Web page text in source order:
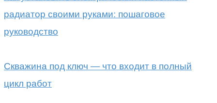
радиатор своими руками: пошаговое
руководство
Скважина под ключ — что входит в полный
цикл работ